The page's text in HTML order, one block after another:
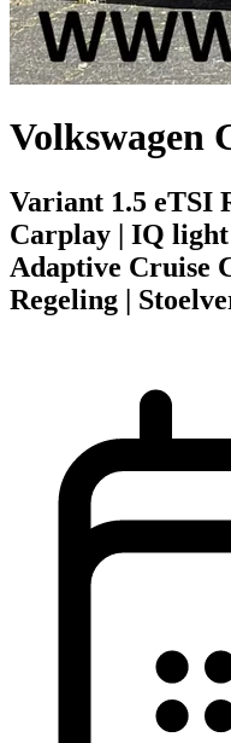
Volkswagen
Variant 1.5 eTSI
Carplay | IQ
Adaptive Cruise
Regeling |